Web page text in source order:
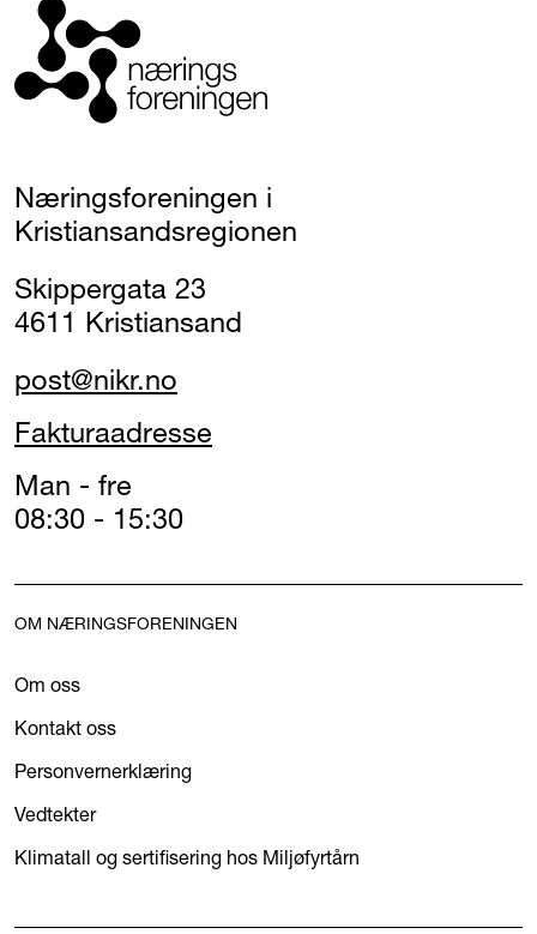
Næringsforeningen i
Kristiansandsregionen
Skippergata 23
4611 Kristiansand
post@nikr.no
Fakturaadresse
Man - fre
08:30 - 15:30
OM NÆRINGSFORENINGEN
Om oss
Kontakt oss
Personvernerklæring
Vedtekter
Klimatall og sertifisering hos Miljøfyrtårn